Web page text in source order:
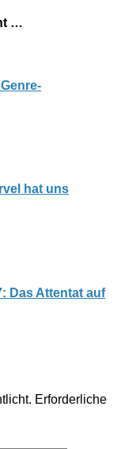
…
hat uns
Das Attentat auf
Erforderliche